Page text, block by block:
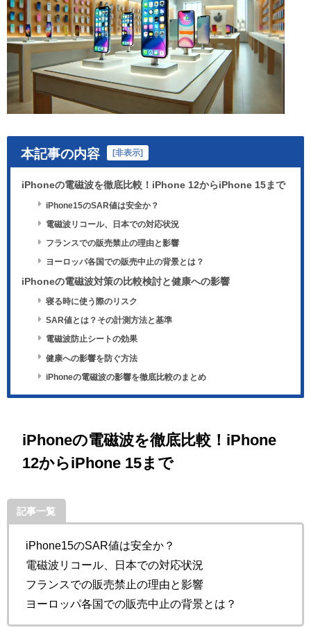
本記事の内容 [非表示]
iPhoneの電磁波を徹底比較！iPhone 12からiPhone 15まで
iPhone15のSAR値は安全か？
電磁波リコール、日本での対応状況
フランスでの販売禁止の理由と影響
ヨーロッパ各国での販売中止の背景とは？
iPhoneの電磁波対策の比較検討と健康への影響
寝る時に使う際のリスク
SAR値とは？その計測方法と基準
電磁波防止シートの効果
健康への影響を防ぐ方法
iPhoneの電磁波の影響を徹底比較のまとめ
iPhoneの電磁波を徹底比較！iPhone
12からiPhone 15まで
記事一覧
iPhone15のSAR値は安全か？
電磁波リコール、日本での対応状況
フランスでの販売禁止の理由と影響
ヨーロッパ各国での販売中止の背景とは？